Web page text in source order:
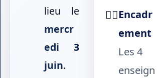
lieu le
mercr
edi 3
juin.
🏃‍♂️Encadr
ement
Les 4
enseign